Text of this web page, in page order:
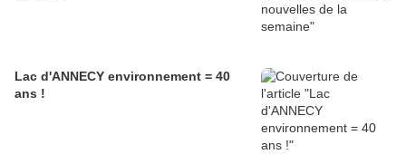
Lac d'ANNECY environnement = 40
ans !